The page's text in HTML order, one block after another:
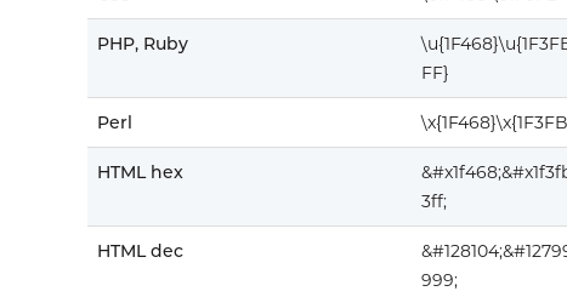
PHP, Ruby
FF}
Perl
HTML hex
3ff;
HTML dec
999;